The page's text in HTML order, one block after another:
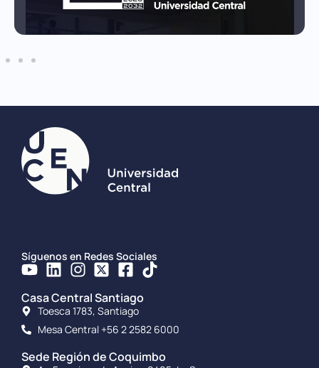
Síguenos en Redes Sociales
Casa Central Santiago
Toesca 1783, Santiago
Mesa Central +56 2 2582 6000
Sede Región de Coquimbo